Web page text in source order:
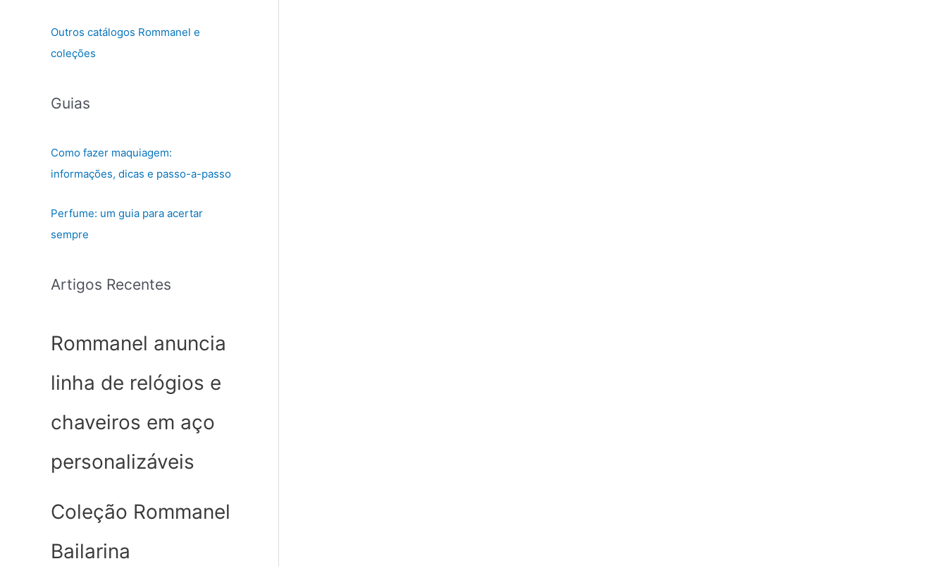
Outros catálogos Rommanel e
coleções
Guias
Como fazer maquiagem:
informações, dicas e passo-a-passo
Perfume: um guia para acertar
sempre
Artigos Recentes
Rommanel anuncia
linha de relógios e
chaveiros em aço
personalizáveis
Coleção Rommanel
Bailarina